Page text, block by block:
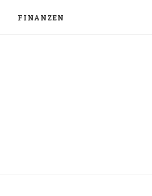
FINANZEN